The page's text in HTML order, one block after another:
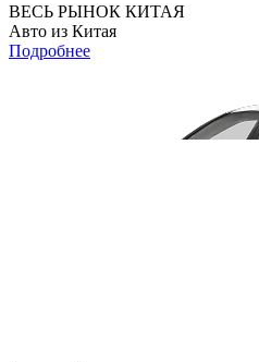
ВЕСЬ РЫНОК КИТАЯ
Авто из Китая
Подробнее